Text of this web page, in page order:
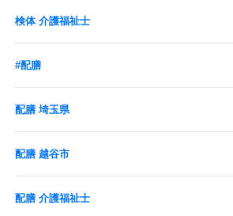
検体 介護福祉士
#配膳
配膳 埼玉県
配膳 越谷市
配膳 介護福祉士